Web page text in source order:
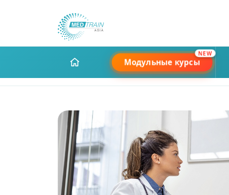
Модульные курсы
NEW